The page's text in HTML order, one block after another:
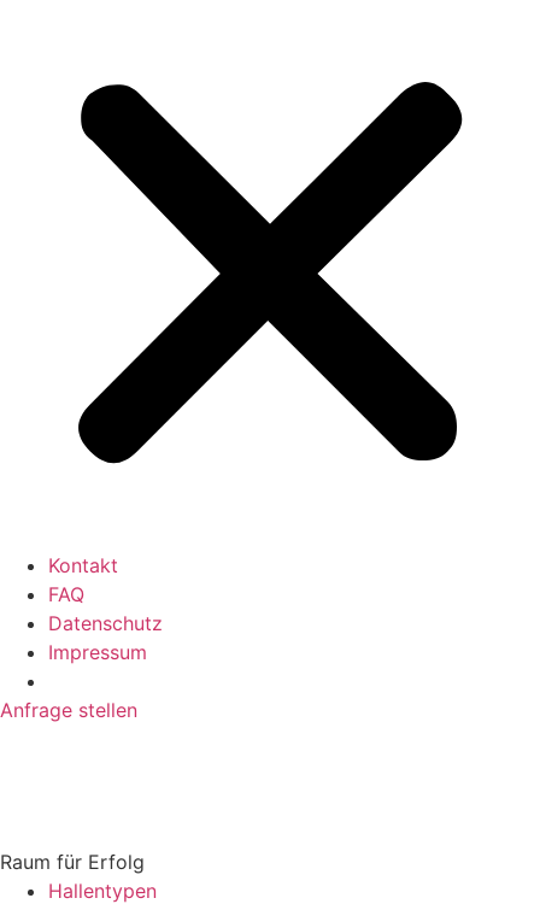
Kontakt
FAQ
Datenschutz
Impressum
Anfrage stellen
Raum für Erfolg
Hallentypen